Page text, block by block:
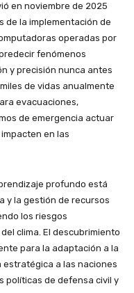
en noviembre de 2025
de la implementación de
operadas por
fenómenos
y precisión nunca antes
de vidas anualmente
evacuaciones,
de emergencia actuar
en las
profundo está
y la gestión de recursos
los riesgos
clima. El descubrimiento
para la adaptación a la
a las naciones
políticas de defensa civil y